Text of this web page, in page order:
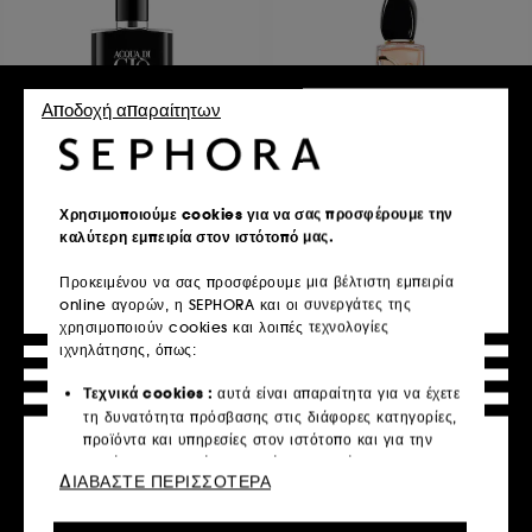
ARMANI
760
€ 161,95
Προσθήκη στο καλάθι
ARMANI
7
Από:€ 31,95
5 μεγέθη
Προσθήκη στο καλάθι
New
Χρησιμοποιούμε cookies για να σας προσφέρουμε την
καλύτερη εμπειρία στον ιστότοπό μας.
Προκειμένου να σας προσφέρουμε μια βέλτιστη εμπειρία
online αγορών, η SEPHORA και οι συνεργάτες της
χρησιμοποιούν cookies και λοιπές τεχνολογίες
ιχνηλάτησης, όπως:
Τεχνικά cookies : αυτά είναι απαραίτητα για να έχετε
τη δυνατότητα πρόσβασης στις διάφορες κατηγορίες,
προϊόντα και υπηρεσίες στον ιστότοπο και για την
ασφάλεια του ιστότοπου. Είναι απαραίτητα για την
τεχνική λειτουργία του ιστότοπου και δεν μπορούν να
Αποδοχή απαραίτητων
ΔΙΑΒΑΣΤΕ ΠΕΡΙΣΣΟΤΕΡΑ